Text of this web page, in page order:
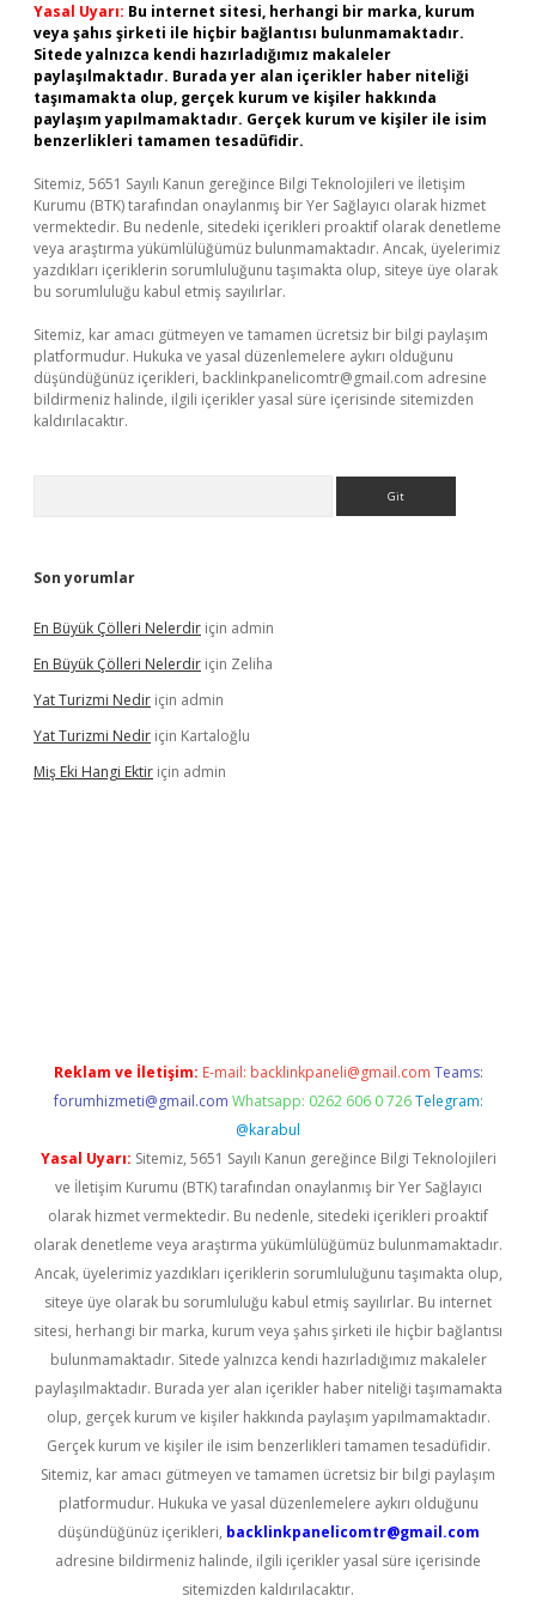
Yasal Uyarı: Bu internet sitesi, herhangi bir marka, kurum
veya şahıs şirketi ile hiçbir bağlantısı bulunmamaktadır.
Sitede yalnızca kendi hazırladığımız makaleler
paylaşılmaktadır. Burada yer alan içerikler haber niteliği
taşımamakta olup, gerçek kurum ve kişiler hakkında
paylaşım yapılmamaktadır. Gerçek kurum ve kişiler ile isim
benzerlikleri tamamen tesadüfidir.
Sitemiz, 5651 Sayılı Kanun gereğince Bilgi Teknolojileri ve İletişim
Kurumu (BTK) tarafından onaylanmış bir Yer Sağlayıcı olarak hizmet
vermektedir. Bu nedenle, sitedeki içerikleri proaktif olarak denetleme
veya araştırma yükümlülüğümüz bulunmamaktadır. Ancak, üyelerimiz
yazdıkları içeriklerin sorumluluğunu taşımakta olup, siteye üye olarak
bu sorumluluğu kabul etmiş sayılırlar.
Sitemiz, kar amacı gütmeyen ve tamamen ücretsiz bir bilgi paylaşım
platformudur. Hukuka ve yasal düzenlemelere aykırı olduğunu
düşündüğünüz içerikleri, backlinkpanelicomtr@gmail.com adresine
bildirmeniz halinde, ilgili içerikler yasal süre içerisinde sitemizden
kaldırılacaktır.
Son yorumlar
En Büyük Çölleri Nelerdir için admin
En Büyük Çölleri Nelerdir için Zeliha
Yat Turizmi Nedir için admin
Yat Turizmi Nedir için Kartaloğlu
Miş Eki Hangi Ektir için admin
Reklam ve İletişim: E-mail: backlinkpaneli@gmail.com Teams:
forumhizmeti@gmail.com Whatsapp: 0262 606 0 726 Telegram:
@karabul
Yasal Uyarı: Sitemiz, 5651 Sayılı Kanun gereğince Bilgi Teknolojileri
ve İletişim Kurumu (BTK) tarafından onaylanmış bir Yer Sağlayıcı
olarak hizmet vermektedir. Bu nedenle, sitedeki içerikleri proaktif
olarak denetleme veya araştırma yükümlülüğümüz bulunmamaktadır.
Ancak, üyelerimiz yazdıkları içeriklerin sorumluluğunu taşımakta olup,
siteye üye olarak bu sorumluluğu kabul etmiş sayılırlar. Bu internet
sitesi, herhangi bir marka, kurum veya şahıs şirketi ile hiçbir bağlantısı
bulunmamaktadır. Sitede yalnızca kendi hazırladığımız makaleler
paylaşılmaktadır. Burada yer alan içerikler haber niteliği taşımamakta
olup, gerçek kurum ve kişiler hakkında paylaşım yapılmamaktadır.
Gerçek kurum ve kişiler ile isim benzerlikleri tamamen tesadüfidir.
Sitemiz, kar amacı gütmeyen ve tamamen ücretsiz bir bilgi paylaşım
platformudur. Hukuka ve yasal düzenlemelere aykırı olduğunu
düşündüğünüz içerikleri, backlinkpanelicomtr@gmail.com
adresine bildirmeniz halinde, ilgili içerikler yasal süre içerisinde
sitemizden kaldırılacaktır.